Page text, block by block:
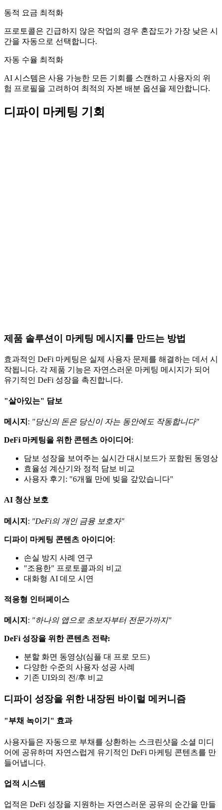
동적 요금 최적화
프로토콜은 긴급하지 않은 작업의 경우 혼잡도가 가장 낮은 시
간을 자동으로 선택합니다.
자동 수율 최적화
AI 시스템은 사용 가능한 모든 기회를 스캔하고 사용자의 위
험 프로필을 고려하여 최적의 자본 배분 옵션을 제안합니다.
디파이 마케팅 기회
제품 솔루션이 마케팅 메시지를 만드는 방법
효과적인 DeFi 마케팅은 실제 사용자 문제를 해결하는 데서 시
작됩니다. 각 제품 기능은 자연스러운 마케팅 메시지가 되어
유기적인 DeFi 성장을 촉진합니다.
"살아있는" 담보
메시지 : "당신의 돈은 당신이 자는 동안에도 작동합니다"
DeFi 마케팅을 위한 콘텐츠 아이디어 :
담보 성장을 보여주는 실시간 대시보드가 포함된 동영상
효율성 계산기와 정적 담보 비교
사용자 후기: "6개월 만에 빚을 갚았습니다"
AI 청산 보호
메시지 : "DeFi의 개인 금융 보호자"
디파이 마케팅 콘텐츠 아이디어 :
손실 방지 사례 연구
"조용한" 프로토콜과의 비교
대화형 AI 데모 시연
적응형 인터페이스
메시지 : "하나의 앱으로 초보자부터 전문가까지"
DeFi 성장을 위한 콘텐츠 전략:
분할 화면 동영상(심플 대 프로 모드)
다양한 수준의 사용자 성공 사례
기존 UI와의 전/후 비교
디파이 성장을 위한 내장된 바이럴 메커니즘
"부채 녹이기" 효과
사용자들은 자동으로 부채를 상환하는 스크린샷을 소셜 미디
어에 공유하며 자연스럽게 유기적인 DeFi 마케팅 콘텐츠를 만
들어냅니다.
업적 시스템
업적은 DeFi 성장을 지원하는 자연스러운 공유의 순간을 만들